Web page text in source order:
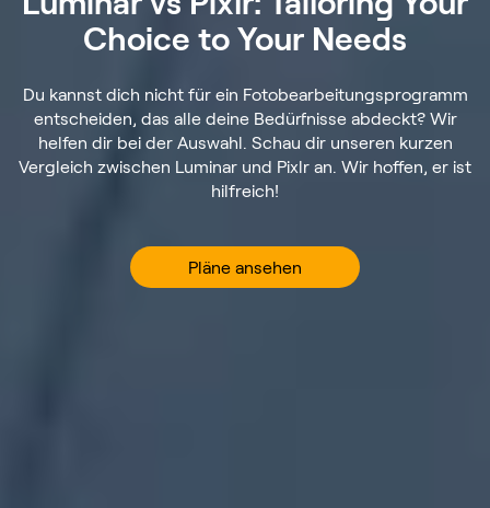
Choice to Your Needs
Du kannst dich nicht für ein Fotobearbeitungsprogramm
entscheiden, das alle deine Bedürfnisse abdeckt? Wir
helfen dir bei der Auswahl. Schau dir unseren kurzen
Vergleich zwischen Luminar und Pixlr an. Wir hoffen, er ist
hilfreich!
Pläne ansehen